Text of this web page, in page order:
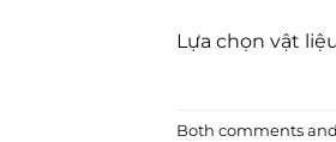
Lựa chọn vật
Both comments